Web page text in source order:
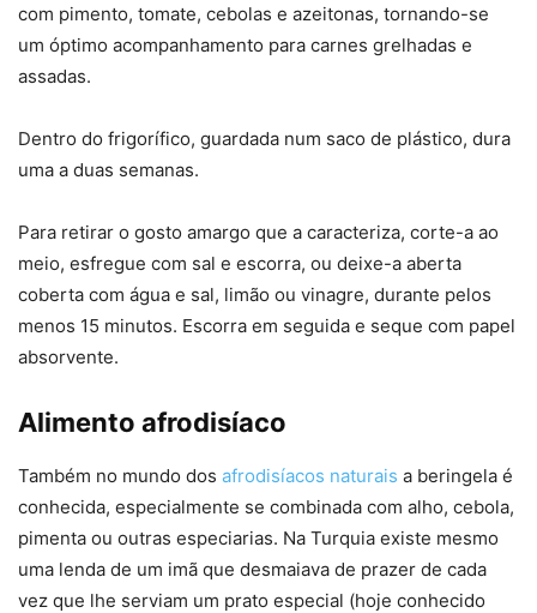
com pimento, tomate, cebolas e azeitonas, tornando-se
um óptimo acompanhamento para carnes grelhadas e
assadas.
Dentro do frigorífico, guardada num saco de plástico, dura
uma a duas semanas.
Para retirar o gosto amargo que a caracteriza, corte-a ao
meio, esfregue com sal e escorra, ou deixe-a aberta
coberta com água e sal, limão ou vinagre, durante pelos
menos 15 minutos. Escorra em seguida e seque com papel
absorvente.
Alimento afrodisíaco
Também no mundo dos afrodisíacos naturais a beringela é
conhecida, especialmente se combinada com alho, cebola,
pimenta ou outras especiarias. Na Turquia existe mesmo
uma lenda de um imã que desmaiava de prazer de cada
vez que lhe serviam um prato especial (hoje conhecido